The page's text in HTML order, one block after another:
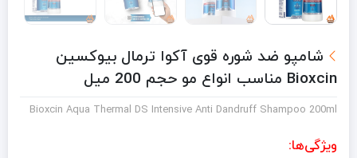
شامپو ضد شوره قوی آکوا ترمال بیوکسین
Bioxcin مناسب انواع مو حجم 200 میل
Bioxcin Aqua Thermal DS Intensive Anti Dandruff Shampoo 200ml
ویژگی‌ها: